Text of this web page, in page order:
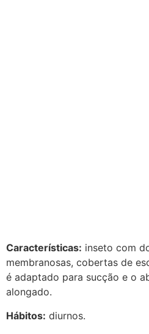
Características: inseto com
membranosas, cobertas de
é adaptado para sucção e o
alongado.
Hábitos: diurnos.